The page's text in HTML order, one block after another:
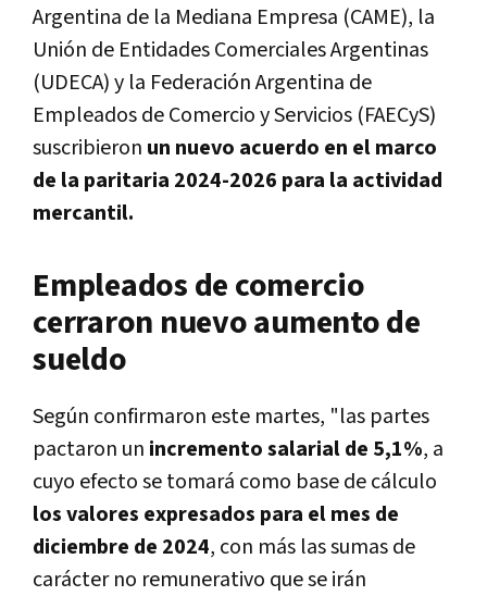
Argentina de la Mediana Empresa (CAME), la
Unión de Entidades Comerciales Argentinas
(UDECA) y la Federación Argentina de
Empleados de Comercio y Servicios (FAECyS)
suscribieron un nuevo acuerdo en el marco
de la paritaria 2024-2026 para la actividad
mercantil.
Empleados de comercio
cerraron nuevo aumento de
sueldo
Según confirmaron este martes, "las partes
pactaron un incremento salarial de 5,1%, a
cuyo efecto se tomará como base de cálculo
los valores expresados para el mes de
diciembre de 2024, con más las sumas de
carácter no remunerativo que se irán